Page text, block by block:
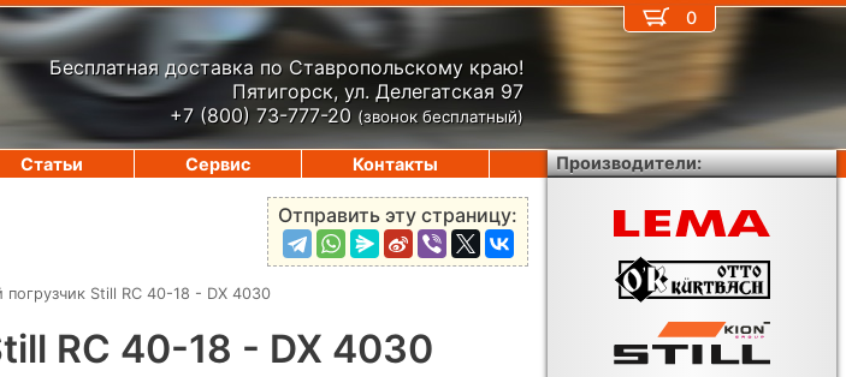
Бесплатная доставка по Ставропольскому краю!
Пятигорск, ул. Делегатская 97
+7 (800) 73-777-20 (звонок бесплатный)
Отправить эту страницу:
погрузчик Still RC 40-18 - DX 4030
RC 40-18 - DX 4030
0
Статьи Сервис Контакты Производители: